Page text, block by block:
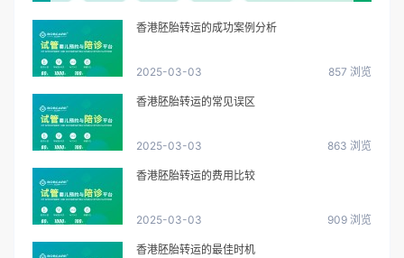
香港胚胎转运的成功案例分析
2025-03-03 857 浏览
香港胚胎转运的常见误区
2025-03-03 863 浏览
香港胚胎转运的费用比较
2025-03-03 909 浏览
香港胚胎转运的最佳时机